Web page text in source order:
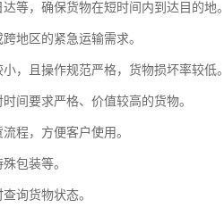
等，确保货物在短时间内到达目的地。
地区的紧急运输需求。
，且操作规范严格，货物损坏率较低。
间要求严格、价值较高的货物。
程，方便客户使用。
包装等。
询货物状态。